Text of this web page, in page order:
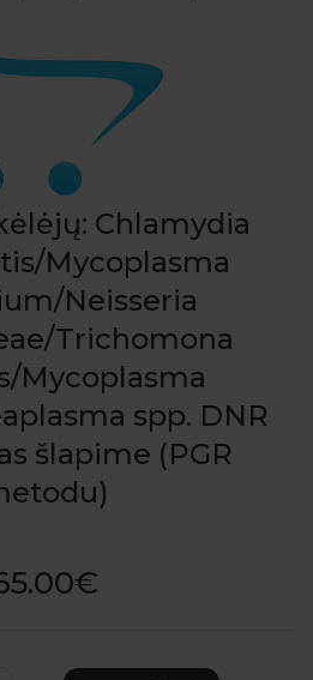
Chlamydia
Mycoplasma
Neisseria
Trichomona
Mycoplasma
spp. DNR
šlapime (PGR